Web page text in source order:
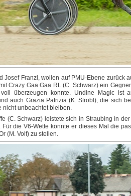
Josef Franzl, wollen auf PMU-Ebene zurück
Crazy Gaa Gaa RL (C. Schwarz) ein
überzeugen konnte. Undine Magic ist
auch Grazia Patrizia (K. Strobl), die sich
nicht unbeachtet bleiben.
(C. Schwarz) leistete sich in Straubing in
Für die V6-Wette könnte er dieses Mal die
(M. Volf) zu stellen.